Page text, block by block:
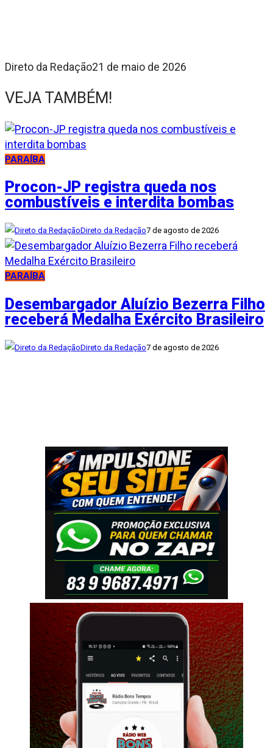
Direto da Redação21 de maio de 2026
VEJA TAMBÉM!
PARAÍBA
Procon-JP registra queda nos
combustíveis e interdita bombas
Direto da Redação7 de agosto de 2026
PARAÍBA
Desembargador Aluízio Bezerra Filho
receberá Medalha Exército Brasileiro
Direto da Redação7 de agosto de 2026